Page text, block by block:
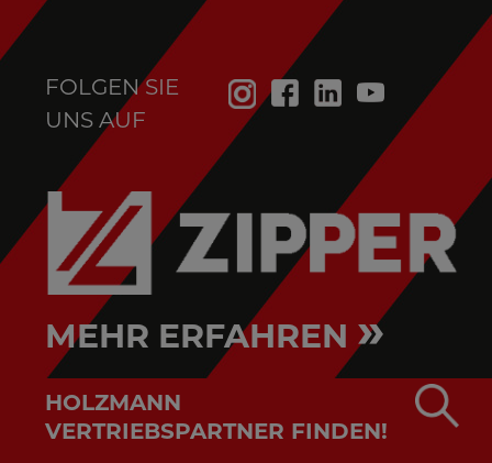
FOLGEN SIE
UNS AUF
MEHR ERFAHREN »
HOLZMANN
VERTRIEBSPARTNER FINDEN!